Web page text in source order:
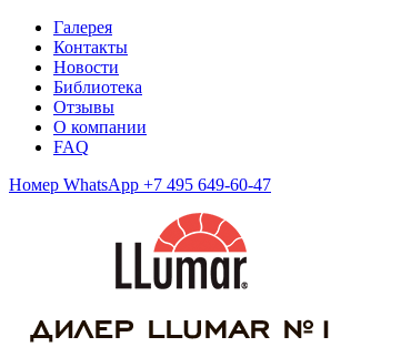
Галерея
Контакты
Новости
Библиотека
Отзывы
О компании
FAQ
Номер WhatsApp +7 495 649-60-47